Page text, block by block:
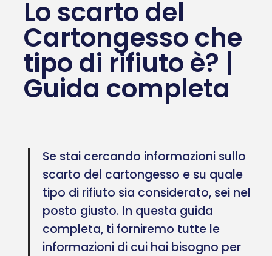
Lo scarto del
Cartongesso che
tipo di rifiuto è? |
Guida completa
Se stai cercando informazioni sullo
scarto del cartongesso e su quale
tipo di rifiuto sia considerato, sei nel
posto giusto. In questa guida
completa, ti forniremo tutte le
informazioni di cui hai bisogno per